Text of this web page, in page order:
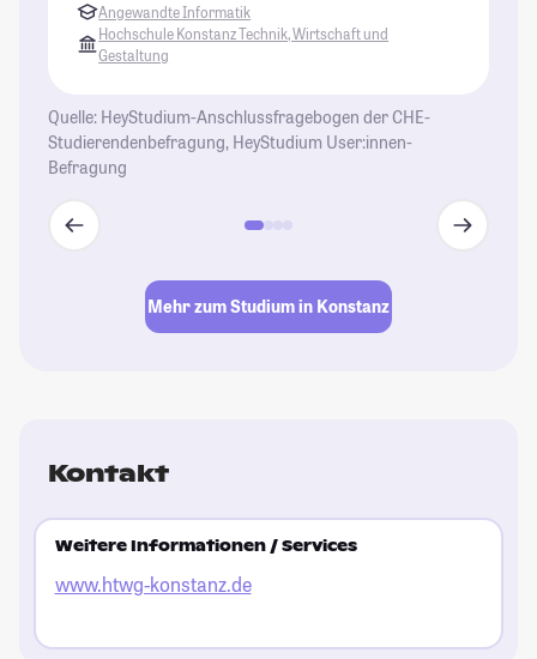
Angewandte Informatik
Hochschule Konstanz Technik, Wirtschaft und
Gestaltung
Quelle: HeyStudium-Anschlussfragebogen der CHE-
Studierendenbefragung, HeyStudium User:innen-
Befragung
Mehr zum Studium in Konstanz
Kontakt
Weitere Informationen / Services
www.htwg-konstanz.de